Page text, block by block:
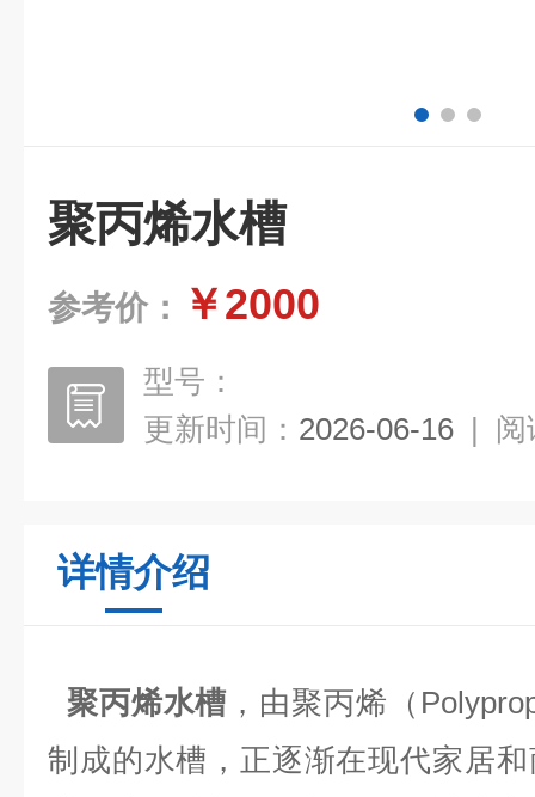
聚丙烯水槽
参考价： ￥2000
型号：
更新时间： 2026-06-16 | 阅
详情介绍
聚丙烯水槽 ，由聚丙烯（
制成的水槽，正逐渐在现代家居